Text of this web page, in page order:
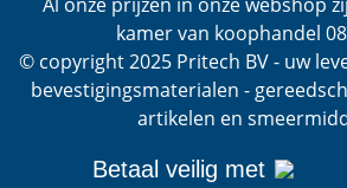
kamer van koophandel
© copyright 2025 Pritech BV - uw
bevestigingsmaterialen -
artikelen en
Betaal veilig met